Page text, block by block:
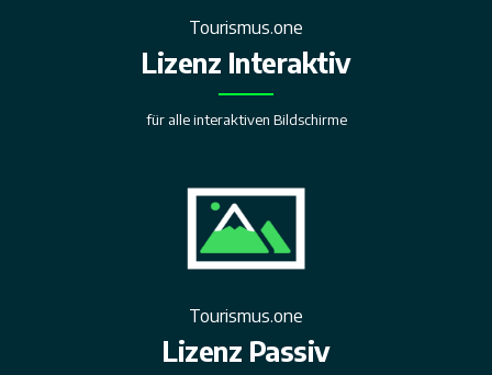
Tourismus.one
Lizenz Interaktiv
für alle interaktiven Bildschirme
Tourismus.one
Lizenz Passiv